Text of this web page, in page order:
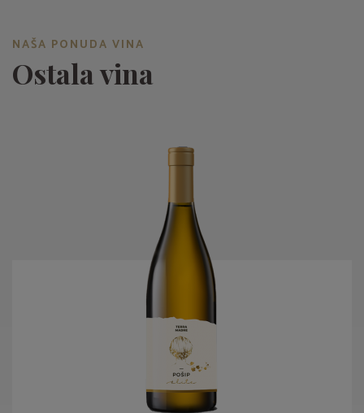
NAŠA PONUDA VINA
Ostala vina